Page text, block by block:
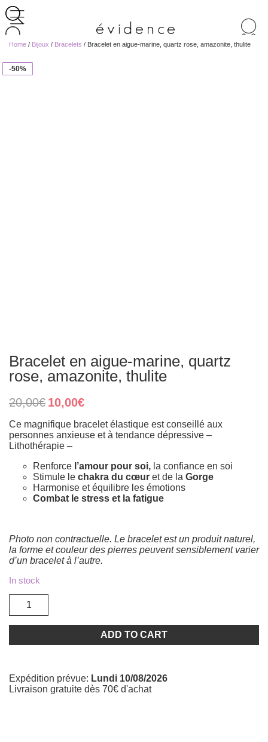
de
Home / Bijoux / Bracelets / Bracelet en aigue-marine, quartz rose, amazonite, thulite
-50%
Bracelet en aigue-marine, quartz
rose, amazonite, thulite
20,00€ Original
price
was:
20,00€.
10,00€Current
is:
10,00€.
Ce magnifique bracelet élastique est conseillé aux
personnes anxieuse et à tendance dépressive –
Lithothérapie –
Renforce l’amour pour soi, la confiance en soi
Stimule le chakra du cœur et de la Gorge
Harmonise et équilibre les émotions
Combat le stress et la fatigue
Photo non contractuelle. Le bracelet est un produit naturel,
la forme et couleur des pierres peuvent sensiblement varier
d’un bracelet à l’autre.
In stock
Bracelet
thulite
quantity
ADD TO CART
Expédition prévue: Lundi 10/08/2026
Livraison gratuite dès 70€ d'achat